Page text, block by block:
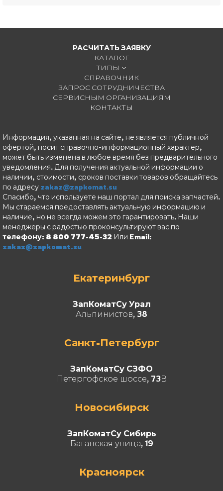
РАСЧИТАТЬ ЗАЯВКУ
КАТАЛОГ
ТИПЫ
СПРАВОЧНИК
ЗАПРОС СОТРУДНИЧЕСТВА
СЕРВИСНЫМ ОРГАНИЗАЦИЯМ
КОНТАКТЫ
Информация, указанная на сайте, не является публичной
офертой, носит справочно-информационный характер,
может быть изменена в любое время без предварительного
уведомления. Для получения актуальной информации о
наличии, стоимости, сроков поставки товаров обращайтесь
по адресу zakaz@zapkomat.su
Спасибо, что используете наш портал для поиска запчастей.
Мы стараемся предоставлять актуальную информацию и
наличие, но не всегда можем это гарантировать. Наши
менеджеры с радостью проконсультируют вас по
телефону: 8 800 777-45-32 Или Email:
zakaz@zapkomat.su
Екатеринбург
ЗапКоматСу Урал
Альпинистов, 38
Санкт-Петербург
ЗапКоматСу СЗФО
Петергофское шоссе, 73В
Новосибирск
ЗапКоматСу Сибирь
Баганская улица, 19
Красноярск